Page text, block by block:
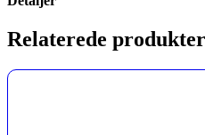
Relaterede produkter